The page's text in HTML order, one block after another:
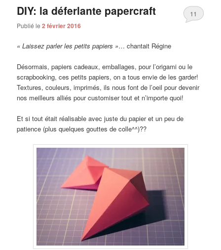
DIY: la déferlante papercraft
Publié le2 février 2016
11
« Laissez parler les petits papiers »… chantait Régine
Désormais, papiers cadeaux, emballages, pour l’origami ou le
scrapbooking, ces petits papiers, on a tous envie de les garder!
Textures, couleurs, imprimés, ils nous font de l’oeil pour devenir
nos meilleurs alliés pour customiser tout et n’importe quoi!
Et si tout était réalisable avec juste du papier et un peu de
patience (plus quelques gouttes de colle^^)??